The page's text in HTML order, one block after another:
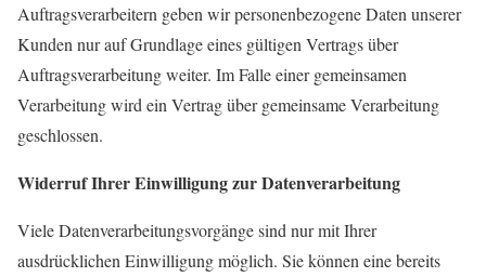
Auftragsverarbeitern geben wir personenbezogene Daten unserer
Kunden nur auf Grundlage eines gültigen Vertrags über
Auftragsverarbeitung weiter. Im Falle einer gemeinsamen
Verarbeitung wird ein Vertrag über gemeinsame Verarbeitung
geschlossen.
Widerruf Ihrer Einwilligung zur Datenverarbeitung
Viele Datenverarbeitungsvorgänge sind nur mit Ihrer
ausdrücklichen Einwilligung möglich. Sie können eine bereits